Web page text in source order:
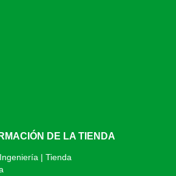
DE LA TIENDA
| Tienda